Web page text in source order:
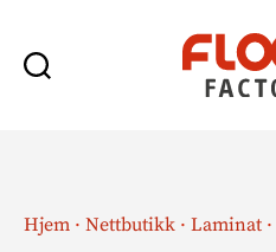
Hjem · Nettbutikk · Laminat ·